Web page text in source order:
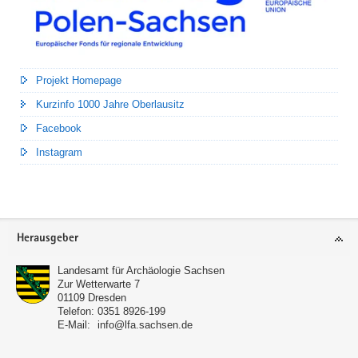
Projekt Homepage
Kurzinfo 1000 Jahre Oberlausitz
Facebook
Instagram
Footer-
Herausgeber
Landesamt für Archäologie Sachsen
Zur Wetterwarte 7
01109 Dresden
Telefon: 0351 8926-199
E-Mail:
info@lfa.sachsen.de